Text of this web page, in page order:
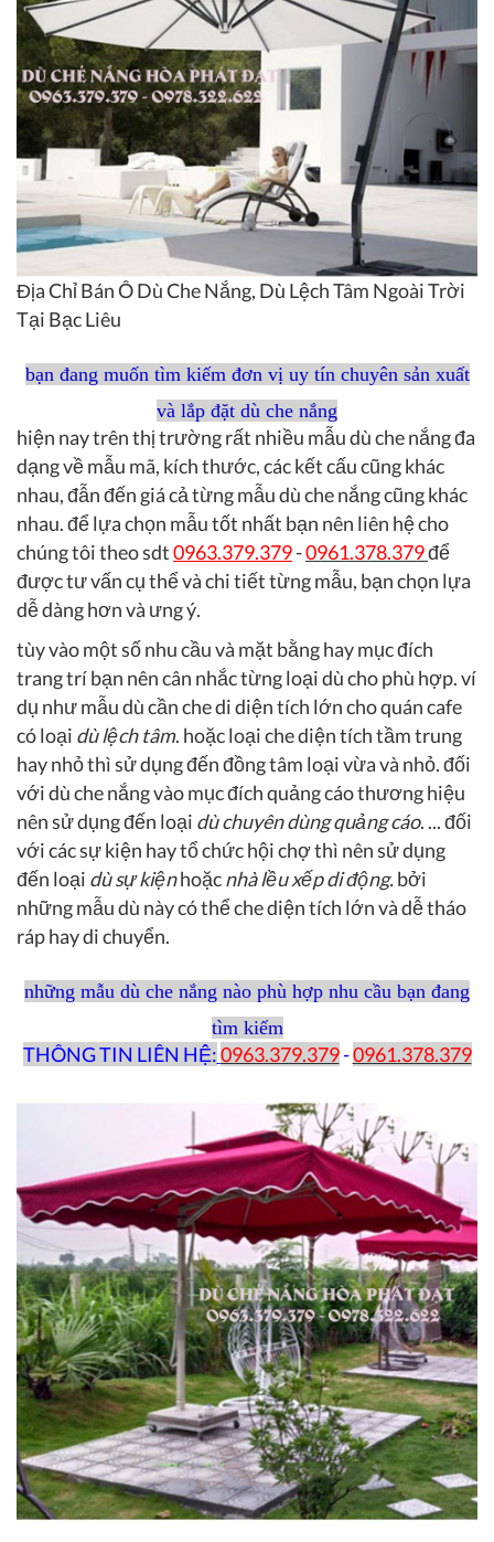
Địa Chỉ Bán Ô Dù Che Nắng, Dù Lệch Tâm Ngoài Trời
Tại Bạc Liêu
bạn đang muốn tìm kiếm đơn vị uy tín chuyên sản xuất
và lắp đặt dù che nắng
hiện nay trên thị trường rất nhiều mẫu dù che nắng đa
dạng về mẫu mã, kích thước, các kết cấu cũng khác
nhau, đẫn đến giá cả từng mẫu dù che nắng cũng khác
nhau. để lựa chọn mẫu tốt nhất bạn nên liên hệ cho
chúng tôi theo sdt0963.379.379-0961.378.379để
được tư vấn cụ thể và chi tiết từng mẫu, bạn chọn lựa
dễ dàng hơn và ưng ý.
tùy vào một số nhu cầu và mặt bằng hay mục đích
trang trí bạn nên cân nhắc từng loại dù cho phù hợp. ví
dụ như mẫu dù cần che di diện tích lớn cho quán cafe
có loại dù lệch tâm. hoặc loại che diện tích tầm trung
hay nhỏ thì sử dụng đến đồng tâm loại vừa và nhỏ. đối
với dù che nắng vào mục đích quảng cáo thương hiệu
nên sử dụng đến loại dù chuyên dùng quảng cáo. ... đối
với các sự kiện hay tổ chức hội chợ thì nên sử dụng
đến loại dù sự kiệnhoặcnhà lều xếp di động.bởi
những mẫu dù này có thể che diện tích lớn và dễ tháo
ráp hay di chuyển.
những mẫu dù che nắng nào phù hợp nhu cầu bạn đang
tìm kiếm
THÔNG TIN LIÊN HỆ:0963.379.379-0961.378.379